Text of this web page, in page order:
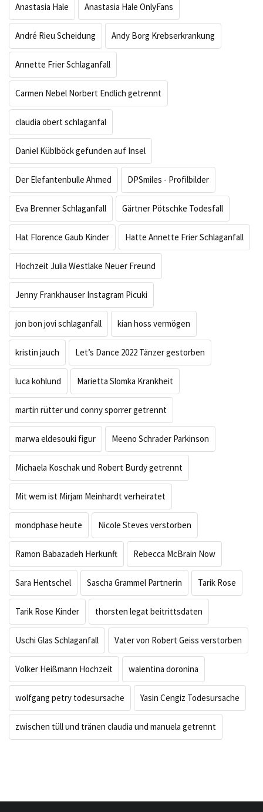
Anastasia Hale Anastasia Hale OnlyFans
André Rieu Scheidung Andy Borg Krebserkrankung
Annette Frier Schlaganfall
Carmen Nebel Norbert Endlich getrennt
claudia obert schlaganfal
Daniel Küblböck gefunden auf Insel
Der Elefantenbulle Ahmed DPSmiles - Profilbilder
Eva Brenner Schlaganfall Gärtner Pötschke Todesfall
Hat Florence Gaub Kinder Hatte Annette Frier Schlaganfall
Hochzeit Julia Westlake Neuer Freund
Jenny Frankhauser Instagram Picuki
jon bon jovi schlaganfall kian hoss vermögen
kristin jauch Let’s Dance 2022 Tänzer gestorben
luca kohlund Marietta Slomka Krankheit
martin rütter und conny sporrer getrennt
marwa eldesouki figur Meeno Schrader Parkinson
Michaela Koschak und Robert Burdy getrennt
Mit wem ist Mirjam Meinhardt verheiratet
mondphase heute Nicole Steves verstorben
Ramon Babazadeh Herkunft Rebecca McBrain Now
Sara Hentschel Sascha Grammel Partnerin Tarik Rose
Tarik Rose Kinder thorsten legat beitrittsdaten
Uschi Glas Schlaganfall Vater von Robert Geiss verstorben
Volker Heißmann Hochzeit walentina doronina
wolfgang petry todesursache Yasin Cengiz Todesursache
zwischen tüll und tränen claudia und manuela getrennt